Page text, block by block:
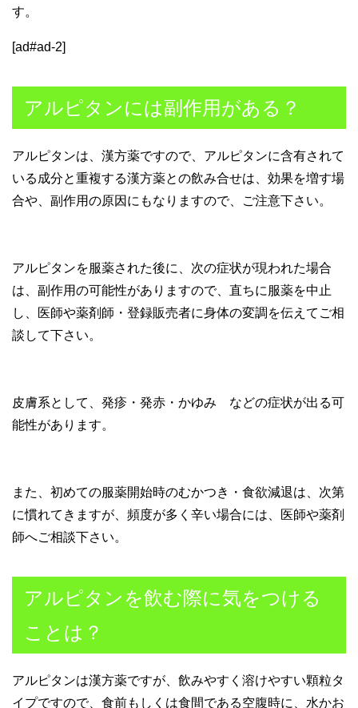
す。
[ad#ad-2]
アルピタンには副作用がある？
アルピタンは、漢方薬ですので、アルピタンに含有されて
いる成分と重複する漢方薬との飲み合せは、効果を増す場
合や、副作用の原因にもなりますので、ご注意下さい。
アルピタンを服薬された後に、次の症状が現われた場合
は、副作用の可能性がありますので、直ちに服薬を中止
し、医師や薬剤師・登録販売者に身体の変調を伝えてご相
談して下さい。
皮膚系として、発疹・発赤・かゆみ などの症状が出る可
能性があります。
また、初めての服薬開始時のむかつき・食欲減退は、次第
に慣れてきますが、頻度が多く辛い場合には、医師や薬剤
師へご相談下さい。
アルピタンを飲む際に気をつける
ことは？
アルピタンは漢方薬ですが、飲みやすく溶けやすい顆粒タ
イプですので、食前もしくは食間である空腹時に、水かお